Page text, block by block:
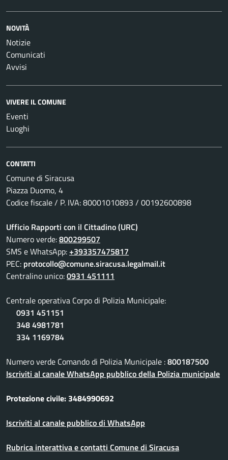
NOVITÀ
Notizie
Comunicati
Avvisi
VIVERE IL COMUNE
Eventi
Luoghi
CONTATTI
Comune di Siracusa
Piazza Duomo, 4
Codice fiscale / P. IVA: 80001010893 / 00192600898
Ufficio Rapporti con il Cittadino (URC)
Numero verde:800299507
SMS e WhatsApp:+393357475817
PEC: protocollo@comune.siracusa.legalmail.it
Centralino unico:0931 451111
Centrale operativa Corpo di Polizia Municipale:
0931 451151
348 4981781
334 1169784
Numero verde Comando di Polizia Municipale :800187500
Iscriviti al canale WhatsApp pubblico della Polizia municipale
Protezione civile: 3484990692
Iscriviti al canale pubblico di WhatsApp
Rubrica interattiva e contatti Comune di Siracusa